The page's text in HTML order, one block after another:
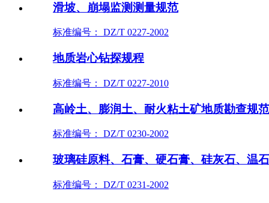
滑坡、崩塌监测测量规范
标准编号： DZ/T 0227-2002
地质岩心钻探规程
标准编号： DZ/T 0227-2010
高岭土、膨润土、耐火粘土矿地质勘查规范
标准编号： DZ/T 0230-2002
玻璃硅原料、石膏、硬石膏、硅灰石、温石
标准编号： DZ/T 0231-2002